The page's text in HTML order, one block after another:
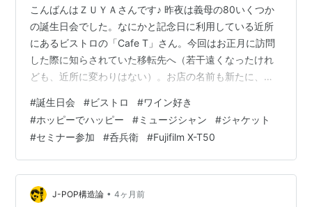
こんばんはＺＵＹＡさんです♪ 昨夜は義母の80いくつか
の誕生日会でした。なにかと記念日に利用している近所
にあるビストロの「Cafe T」さん。今回はお正月に訪問
した際に知らされていた移転先へ（若干遠くなったけれ
ども、近所に変わりはない）。お店の名前も新たに、
オーナーシェフの頭文字 At a favorite restaurant in the
neighborhood ブロ友の神楽坂のマダムが時々「町の小さ
なフランス食堂」と言うシリーズを更新しておられます
が、それに対抗する（？）ＺＵＹＡさんが訪れるビスト
ロと言えばこちらがお馴染みですね…
#誕生日会 #ビストロ #ワイン好き
#ホッピーでハッピー #ミュージシャン #ジャケット
#セミナー参加 #呑兵衛 #Fujifilm X-T50
J-POP構造論 • 4ヶ月前